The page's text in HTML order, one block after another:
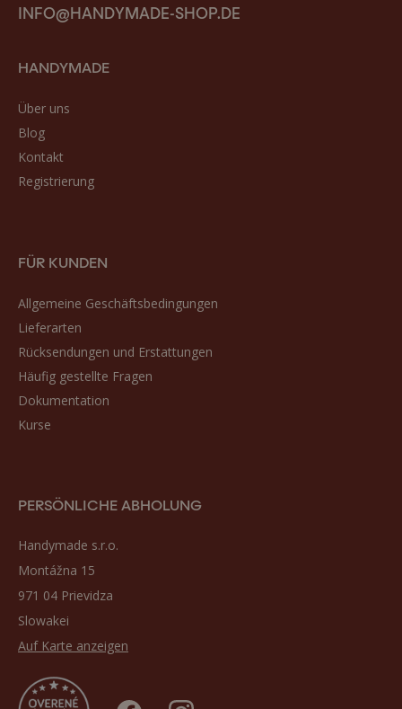
INFO@HANDYMADE-SHOP.DE
HANDYMADE
Über uns
Blog
Kontakt
Registrierung
FÜR KUNDEN
Allgemeine Geschäftsbedingungen
Lieferarten
Rücksendungen und Erstattungen
Häufig gestellte Fragen
Dokumentation
Kurse
PERSÖNLICHE ABHOLUNG
Handymade s.r.o.
Montážna 15
971 04 Prievidza
Slowakei
Auf Karte anzeigen